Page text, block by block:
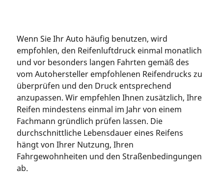
Wenn Sie Ihr Auto häufig benutzen, wird
empfohlen, den Reifenluftdruck einmal monatlich
und vor besonders langen Fahrten gemäß des
vom Autohersteller empfohlenen Reifendrucks zu
überprüfen und den Druck entsprechend
anzupassen. Wir empfehlen Ihnen zusätzlich, Ihre
Reifen mindestens einmal im Jahr von einem
Fachmann gründlich prüfen lassen. Die
durchschnittliche Lebensdauer eines Reifens
hängt von Ihrer Nutzung, Ihren
Fahrgewohnheiten und den Straßenbedingungen
ab.